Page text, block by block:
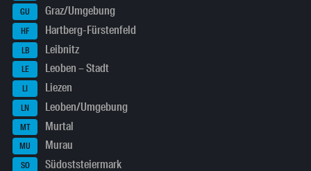
GU Graz/Umgebung
HF Hartberg-Fürstenfeld
LB Leibnitz
LE Leoben – Stadt
LI Liezen
LN Leoben/Umgebung
MT Murtal
MU Murau
SO Südoststeiermark